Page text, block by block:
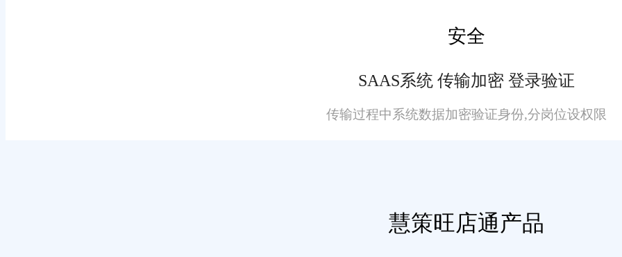
安全
SAAS系统 传输加密 登录验证
传输过程中系统数据加密验证身份,分岗位设权限
慧策旺店通产品